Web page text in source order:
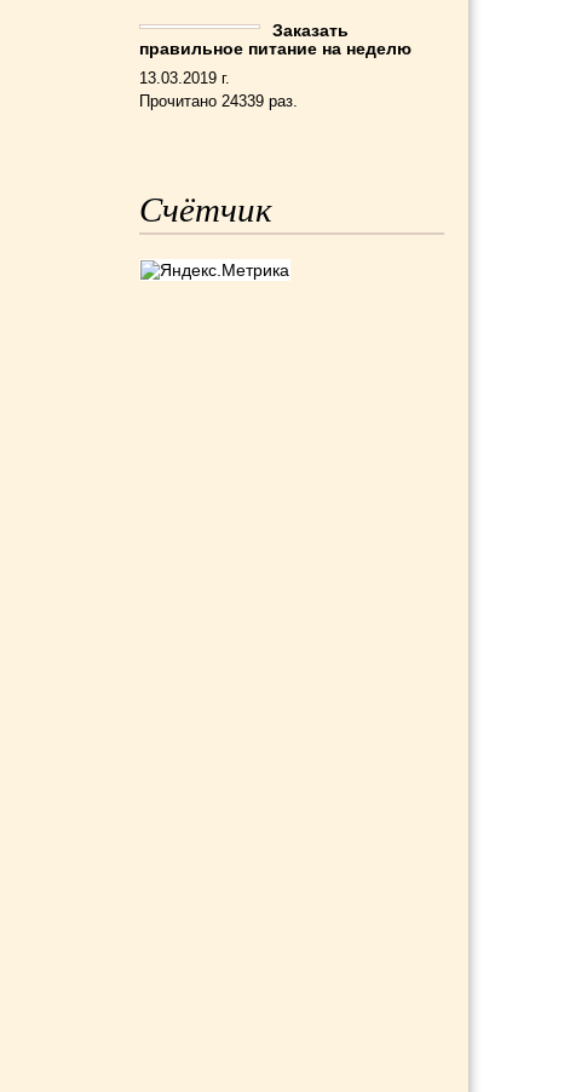
Заказать
правильное питание на неделю
13.03.2019 г.
Прочитано 24339 раз.
Счётчик